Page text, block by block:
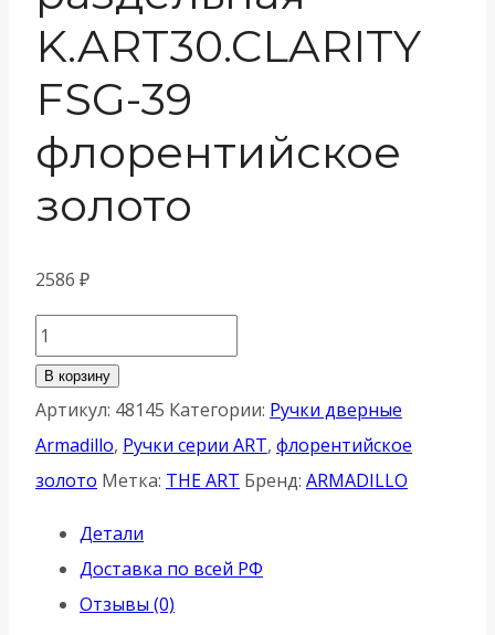
K.ART30.CLARITY
FSG-39
флорентийское
золото
2586 ₽
Количество
товара
Ручка
Armadillo
(Армадилло)
K.ART30.CLARITY
FSG-
В корзину
Артикул: 48145 Категории: Ручки дверные
Armadillo, Ручки серии ART, флорентийское
золото Метка: THE ART Бренд: ARMADILLO
Детали
Доставка по всей РФ
Отзывы (0)